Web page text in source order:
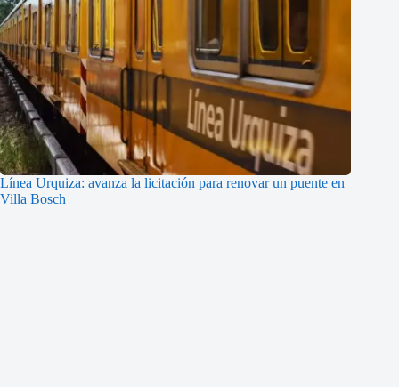
Línea Urquiza: avanza la licitación para renovar un puente en
Villa Bosch